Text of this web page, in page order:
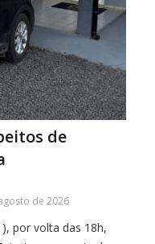
de
de 2026
por volta das 18h,